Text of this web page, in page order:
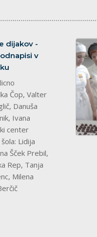
dijakov -
v
Čop, Valter
Danuša
Ivana
center
Lidija
Šček Prebil,
Rep, Tanja
Milena